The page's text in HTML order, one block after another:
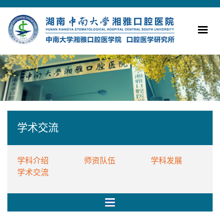
学术交流
学科介绍 师资队伍
学科发展
学术交流